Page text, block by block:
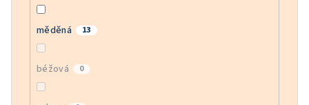
měděná 13
béžová 0